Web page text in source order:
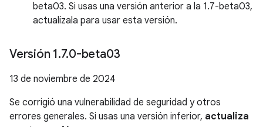
beta03. Si usas una versión anterior a la 1.7-beta03,
actualízala para usar esta versión.
Versión 1.7.0-beta03
13 de noviembre de 2024
Se corrigió una vulnerabilidad de seguridad y otros
errores generales. Si usas una versión inferior, actualiza